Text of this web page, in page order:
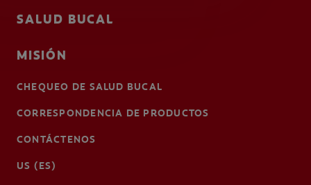
SALUD BUCAL
MISIÓN
CHEQUEO DE SALUD BUCAL
CORRESPONDENCIA DE PRODUCTOS
CONTÁCTENOS
US (ES)